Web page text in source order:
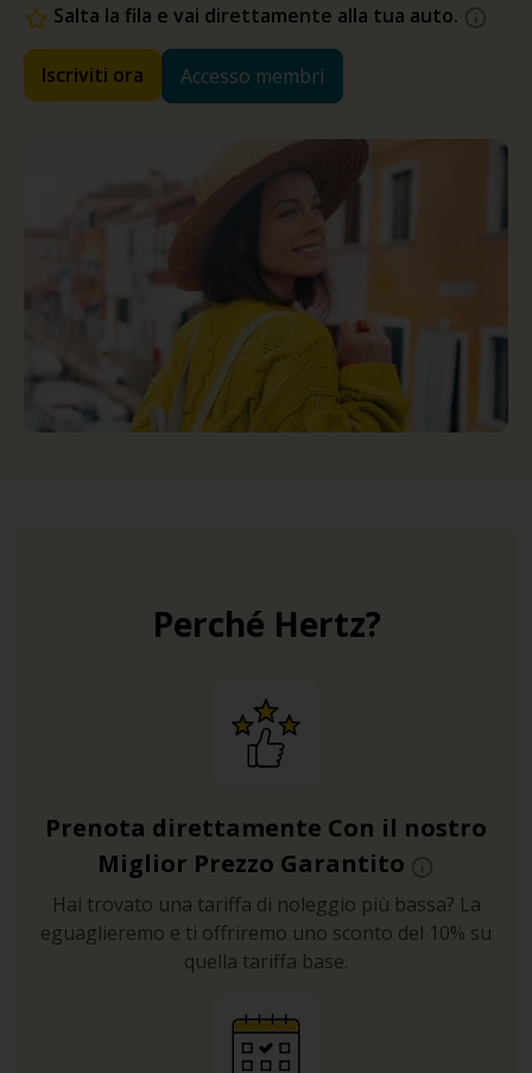
Salta la fila e vai direttamente alla tua auto.
Iscriviti ora Accesso membri
Perché Hertz?
Prenota direttamente Con il nostro
Miglior Prezzo Garantito
Hai trovato una tariffa di noleggio più bassa? La
eguaglieremo e ti offriremo uno sconto del 10% su
quella tariffa base.